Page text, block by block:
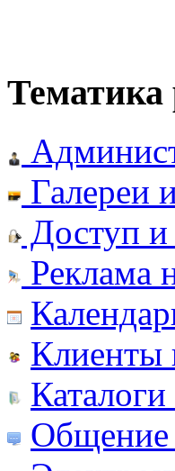
Галереи
Доступ и
Реклама
Клиенты
Общение